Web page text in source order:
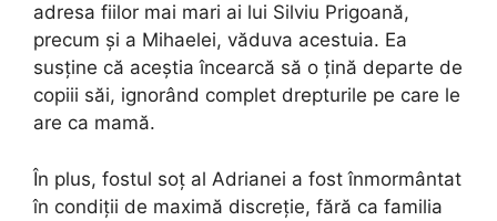
adresa fiilor mai mari ai lui Silviu Prigoană,
precum și a Mihaelei, văduva acestuia. Ea
susține că aceștia încearcă să o țină departe de
copiii săi, ignorând complet drepturile pe care le
are ca mamă.
În plus, fostul soț al Adrianei a fost înmormântat
în condiții de maximă discreție, fără ca familia